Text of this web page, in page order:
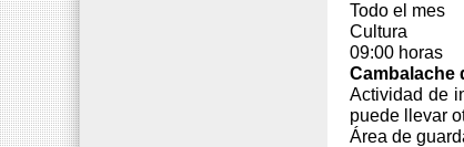
Todo el mes
Cultura
09:00 horas
Cambalache
Actividad de
puede llevar
Área de